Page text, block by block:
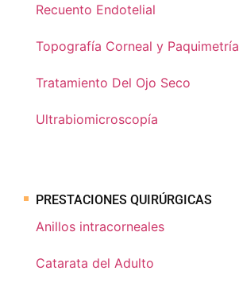
Recuento Endotelial
Topografía Corneal y Paquimetría
Tratamiento Del Ojo Seco
Ultrabiomicroscopía
PRESTACIONES QUIRÚRGICAS
Anillos intracorneales
Catarata del Adulto